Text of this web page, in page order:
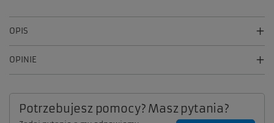
OPIS
OPINIE
Potrzebujesz pomocy? Masz pytania?